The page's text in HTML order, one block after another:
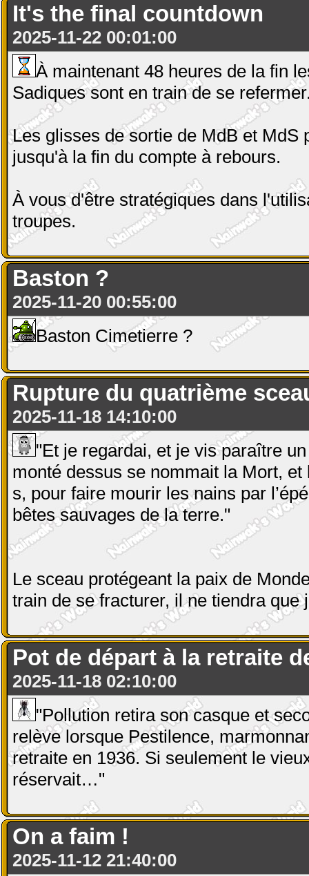
It's the final countdown
2025-11-22 00:01:00
À maintenant 48 heures de la fin
Sadiques sont en train de se
Les glisses de sortie de MdB et MdS
jusqu'à la fin du compte à rebours.
À vous d'être stratégiques dans
troupes.
Baston ?
2025-11-20 00:55:00
Baston Cimetierre ?
Rupture du quatrième
2025-11-18 14:10:00
"Et je regardai, et je vis paraître
monté dessus se nommait la Mort,
s, pour faire mourir les nains par
bêtes sauvages de la terre."
Le sceau protégeant la paix de
train de se fracturer, il ne tiendra
Pot de départ à la retraite
2025-11-18 02:10:00
"Pollution retira son casque et
relève lorsque Pestilence,
retraite en 1936. Si seulement le
réservait…"
On a faim !
2025-11-12 21:40:00